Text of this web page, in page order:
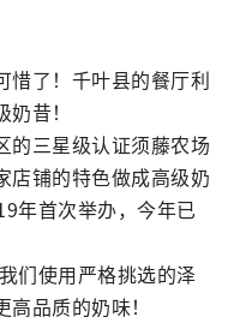
惜了！千叶县的餐厅利
昔！
的三星级认证须藤农场
店铺的特色做成高级奶
年首次举办，今年已
们使用严格挑选的泽
品质的奶味！